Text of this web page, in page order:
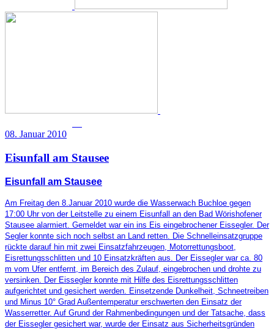
08. Januar 2010
Eisunfall am Stausee
Eisunfall am Stausee
Am Freitag den 8.Januar 2010 wurde die Wasserwach Buchloe gegen
17:00 Uhr von der Leitstelle zu einem Eisunfall an den Bad Wörishofener
Stausee alarmiert. Gemeldet war ein ins Eis eingebrochener Eissegler. Der
Segler konnte sich noch selbst an Land retten. Die Schnelleinsatzgruppe
rückte darauf hin mit zwei Einsatzfahrzeugen, Motorrettungsboot,
Eisrettungsschlitten und 10 Einsatzkräften aus. Der Eissegler war ca. 80
m vom Ufer entfernt, im Bereich des Zulauf, eingebrochen und drohte zu
versinken. Der Eissegler konnte mit Hilfe des Eisrettungsschlitten
aufgerichtet und gesichert werden. Einsetzende Dunkelheit, Schneetreiben
und Minus 10° Grad Außentemperatur erschwerten den Einsatz der
Wasserretter. Auf Grund der Rahmenbedingungen und der Tatsache, dass
der Eissegler gesichert war, wurde der Einsatz aus Sicherheitsgründen